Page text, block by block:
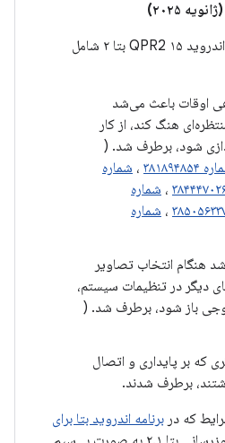
این به‌روزرسانی جزئی برای اندروید ۱۵ QPR2 بتا ۲ شامل
اوقات باعث می‌شد
هنگ کند، از کار
شود، برطرف شد. (
، شماره
، شماره
، شماره
هنگام انتخاب تصاویر
دیگر در تنظیمات سیستم،
باز شود، برطرف شد. (
که بر پایداری و اتصال
برطرف شدند.
که در برنامه اندروید بتا برای